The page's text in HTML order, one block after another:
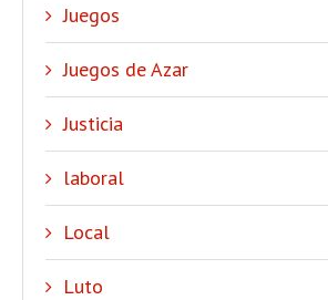
Juegos
Juegos de Azar
Justicia
laboral
Local
Luto